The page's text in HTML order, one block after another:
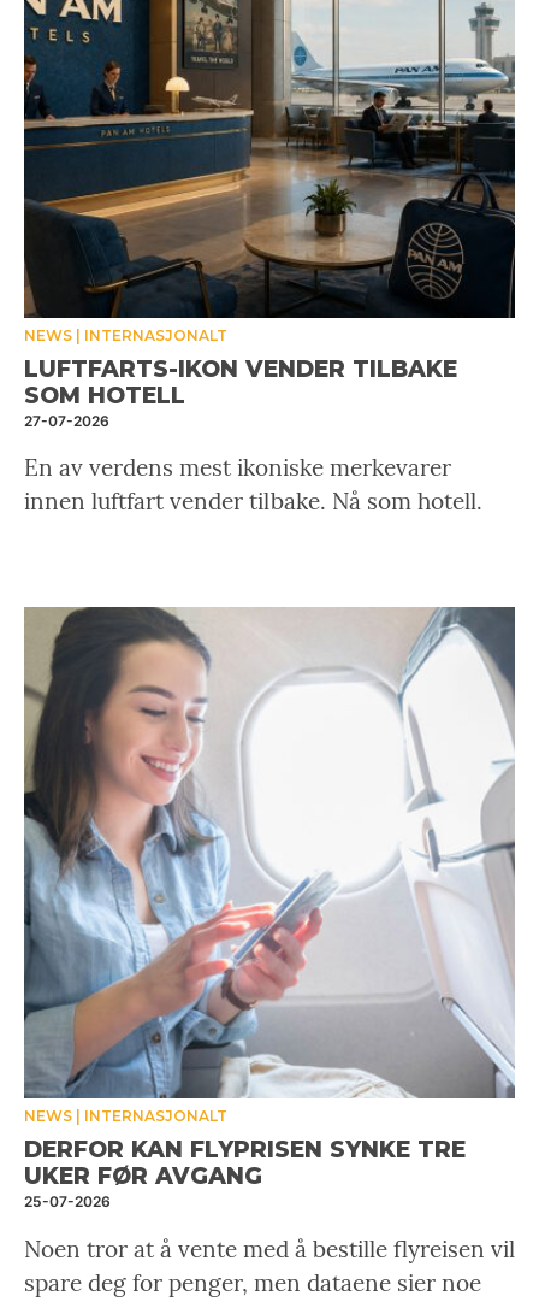
NEWS INTERNASJONALT
LUFTFARTS-IKON VENDER TILBAKE
SOM HOTELL
27-07-2026
En av verdens mest ikoniske merkevarer
innen luftfart vender tilbake. Nå som hotell.
NEWS INTERNASJONALT
DERFOR KAN FLYPRISEN SYNKE TRE
UKER FØR AVGANG
25-07-2026
Noen tror at å vente med å bestille flyreisen vil
spare deg for penger, men dataene sier noe